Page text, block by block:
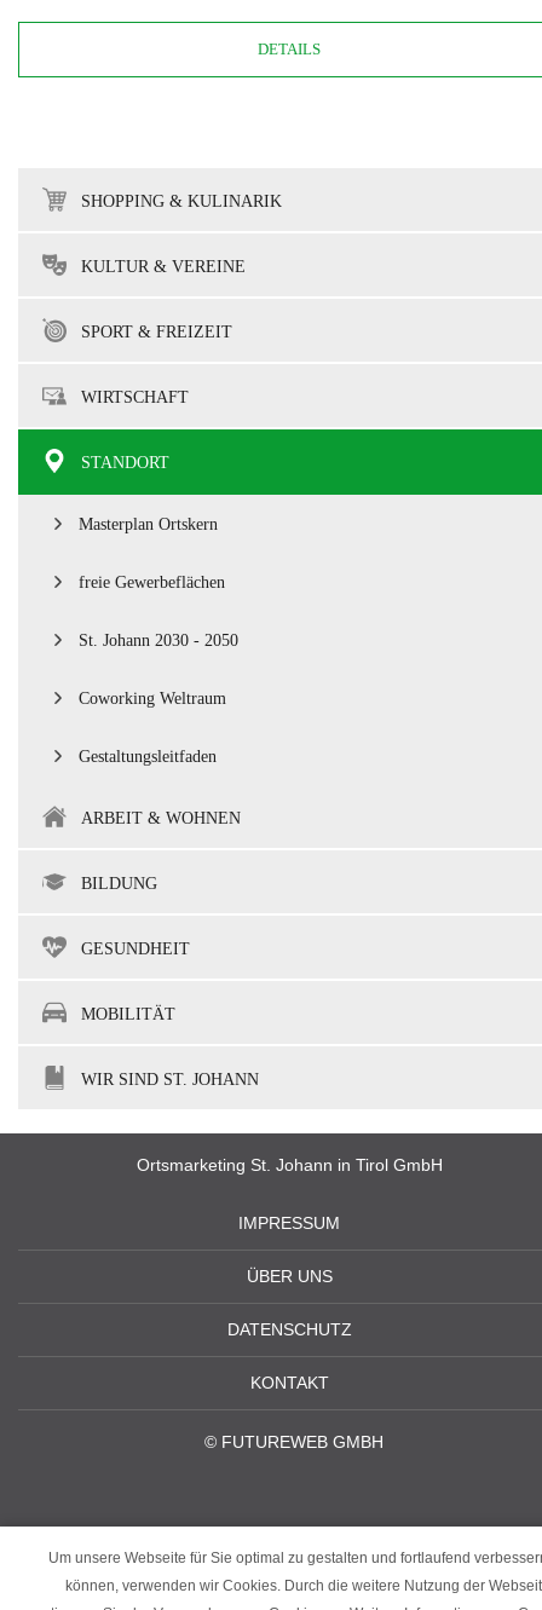
DETAILS
SHOPPING & KULINARIK
KULTUR & VEREINE
SPORT & FREIZEIT
WIRTSCHAFT
STANDORT
Masterplan Ortskern
freie Gewerbeflächen
St. Johann 2030 - 2050
Coworking Weltraum
Gestaltungsleitfaden
ARBEIT & WOHNEN
BILDUNG
GESUNDHEIT
MOBILITÄT
WIR SIND ST. JOHANN
Ortsmarketing St. Johann in Tirol GmbH
IMPRESSUM
ÜBER UNS
DATENSCHUTZ
KONTAKT
© FUTUREWEB GMBH
Um unsere Webseite für Sie optimal zu gestalten und fortlaufend
können, verwenden wir Cookies. Durch die weitere Nutzung der